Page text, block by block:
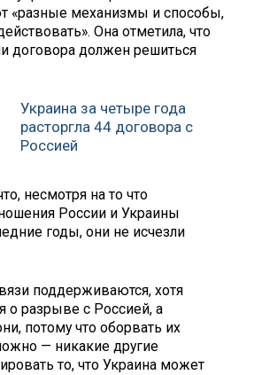
«разные механизмы и способы,
Она отметила, что
договора должен решиться
Украина за четыре года
расторгла 44 договора с
Россией
несмотря на то что
России и Украины
годы, они не исчезли
поддерживаются, хотя
о разрыве с Россией, а
потому что оборвать их
— никакие другие
то, что Украина может